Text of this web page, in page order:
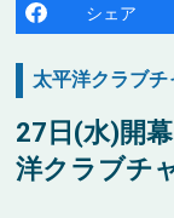
シェア
太平洋クラブ
27日(水)開
洋クラブチ